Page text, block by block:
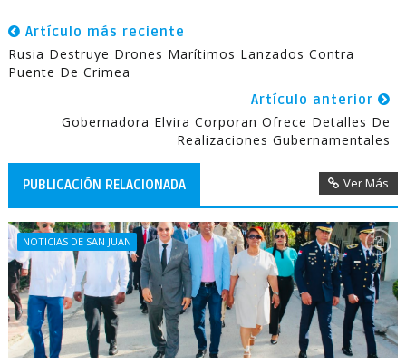
Artículo más reciente
Rusia Destruye Drones Marítimos Lanzados Contra
Puente De Crimea
Artículo anterior
Gobernadora Elvira Corporan Ofrece Detalles De
Realizaciones Gubernamentales
PUBLICACIÓN RELACIONADA Ver Más
NOTICIAS DE SAN JUAN